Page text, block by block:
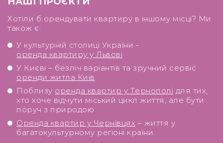
Хотіли б орендувати квартиру в іншому місці? Ми
також є:
У культурній столиці України -
оренда квартиру у Львові
У Києві – безліч варіантів та зручний сервіс
оренди житла Київ
Поблизу оренда квартир у Тернополі для тих,
хто хоче відчути міський цикл життя, але бути
поруч з природою
Оренда квартир у Чернівцях – життя у
багатокультурному регіоні країни.